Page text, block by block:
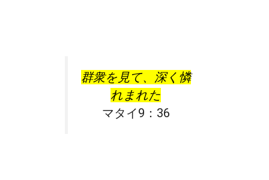
群衆を見て、深く憐
れまれた
マタイ9：36